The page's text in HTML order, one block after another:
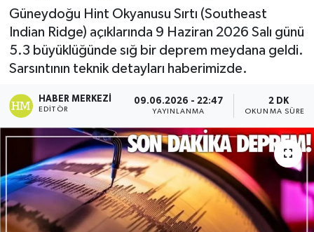
Güneydoğu Hint Okyanusu Sırtı (Southeast
Indian Ridge) açıklarında 9 Haziran 2026 Salı günü
5.3 büyüklüğünde sığ bir deprem meydana geldi.
Sarsıntının teknik detayları haberimizde.
HABER MERKEZI
EDITÖR
09.06.2026 - 22:47
YAYINLANMA
2 DK
OKUNMA SÜRESI
Bigadiç
BİYOGRAFİLER
Burhaniye
ÇEVRE
DÜNYA
Dursunbey
Süper Lig Puan Durumu ve Fikstür
Tüm Manşetler
Son Dakika Haberleri
Haber Arşivi